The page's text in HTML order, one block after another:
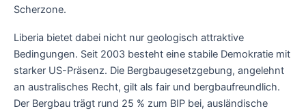
Scherzone.
Liberia bietet dabei nicht nur geologisch attraktive
Bedingungen. Seit 2003 besteht eine stabile Demokratie mit
starker US-Präsenz. Die Bergbaugesetzgebung, angelehnt
an australisches Recht, gilt als fair und bergbaufreundlich.
Der Bergbau trägt rund 25 % zum BIP bei, ausländische